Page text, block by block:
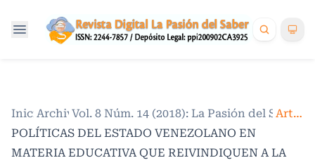
Inicio /
Archivos /
Vol. 8 Núm. 14 (2018): La Pasión del Saber.
Artículos
POLÍTICAS DEL ESTADO VENEZOLANO EN
MATERIA EDUCATIVA QUE REIVINDIQUEN A LA